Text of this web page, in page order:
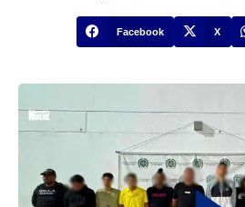
Facebook X